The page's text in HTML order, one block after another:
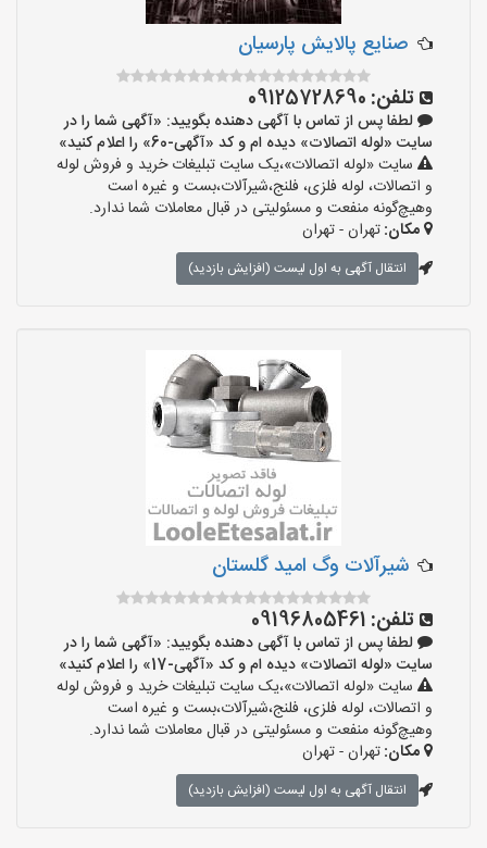
صنایع پالایش پارسیان
تلفن: 09125728690
لطفا پس از تماس با آگهی دهنده بگویید: «آگهی شما را در
سایت «لوله اتصالات» دیده ام و کد «آگهی-60» را اعلام کنید»
سایت «لوله اتصالات»،یک سایت تبلیغات خرید و فروش لوله
و اتصالات، لوله فلزی، فلنج،شیرآلات،بست و غیره است
وهیچ‌گونه منفعت و مسئولیتی در قبال معاملات شما ندارد.
مکان:تهران - تهران
انتقال آگهی به اول لیست (افزایش بازدید)
شیرآلات وگ امید گلستان
تلفن: 09196805461
لطفا پس از تماس با آگهی دهنده بگویید: «آگهی شما را در
سایت «لوله اتصالات» دیده ام و کد «آگهی-17» را اعلام کنید»
سایت «لوله اتصالات»،یک سایت تبلیغات خرید و فروش لوله
و اتصالات، لوله فلزی، فلنج،شیرآلات،بست و غیره است
وهیچ‌گونه منفعت و مسئولیتی در قبال معاملات شما ندارد.
مکان:تهران - تهران
انتقال آگهی به اول لیست (افزایش بازدید)